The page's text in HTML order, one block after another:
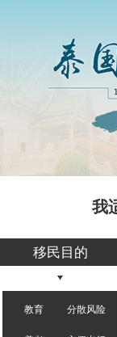
我
移民目的
教育 分散风险